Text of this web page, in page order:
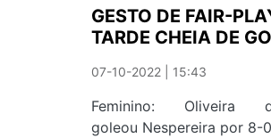
GESTO DE FAIR-
TARDE CHEIA DE
07-10-2022 | 15:43
Feminino: Oliveira
goleou Nespereira por 8-